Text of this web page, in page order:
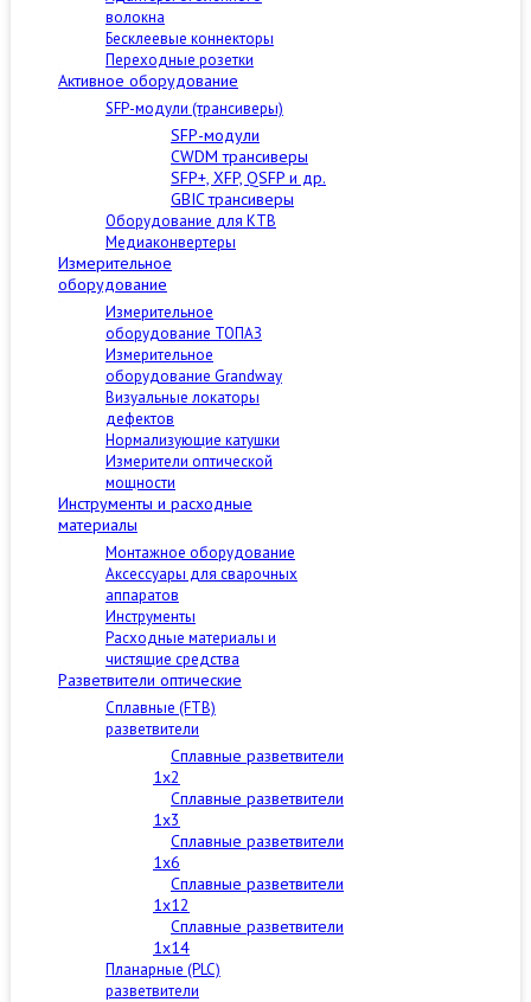
волокна
Бесклеевые коннекторы
Переходные розетки
Активное оборудование
SFP-модули (трансиверы)
SFP-модули
CWDM трансиверы
SFP+, XFP, QSFP и др.
GBIC трансиверы
Оборудование для КТВ
Медиаконвертеры
Измерительное
оборудование
Измерительное
оборудование ТОПАЗ
Измерительное
оборудование Grandway
Визуальные локаторы
дефектов
Нормализующие катушки
Измерители оптической
мощности
Инструменты и расходные
материалы
Монтажное оборудование
Аксессуары для сварочных
аппаратов
Инструменты
Расходные материалы и
чистящие средства
Разветвители оптические
Сплавные (FTB)
разветвители
Сплавные разветвители
1x2
Сплавные разветвители
1x3
Сплавные разветвители
1x6
Сплавные разветвители
1x12
Сплавные разветвители
1x14
Планарные (PLC)
разветвители